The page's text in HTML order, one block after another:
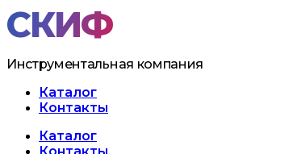
Перейти
к
содержимому
Инструментальная компания
Каталог
Контакты
МенюКаталог